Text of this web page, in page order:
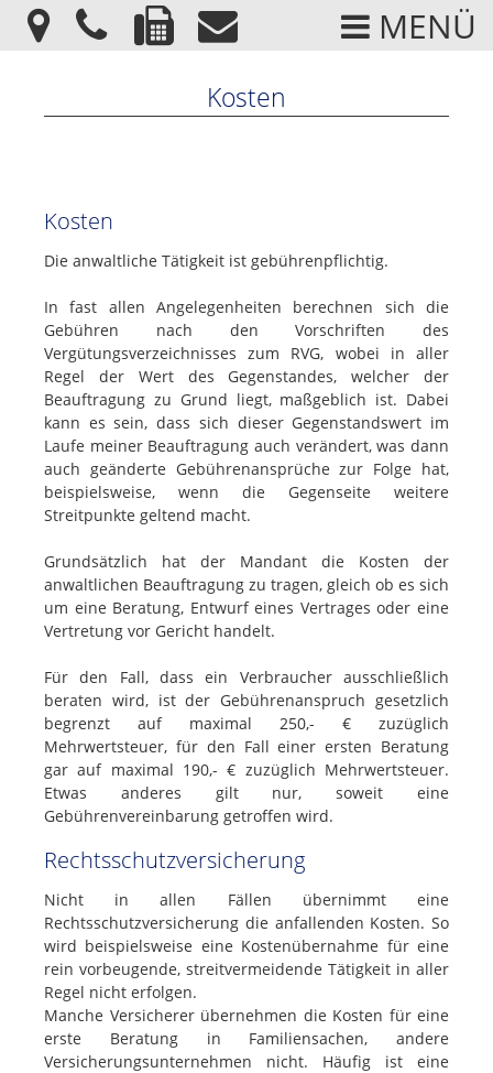
MENÜ
Kosten
Kosten
Die anwaltliche Tätigkeit ist gebührenpflichtig.
In fast allen Angelegenheiten berechnen sich die
Gebühren nach den Vorschriften des
Vergütungsverzeichnisses zum RVG, wobei in aller
Regel der Wert des Gegenstandes, welcher der
Beauftragung zu Grund liegt, maßgeblich ist. Dabei
kann es sein, dass sich dieser Gegenstandswert im
Laufe meiner Beauftragung auch verändert, was dann
auch geänderte Gebührenansprüche zur Folge hat,
beispielsweise, wenn die Gegenseite weitere
Streitpunkte geltend macht.
Grundsätzlich hat der Mandant die Kosten der
anwaltlichen Beauftragung zu tragen, gleich ob es sich
um eine Beratung, Entwurf eines Vertrages oder eine
Vertretung vor Gericht handelt.
Für den Fall, dass ein Verbraucher ausschließlich
beraten wird, ist der Gebührenanspruch gesetzlich
begrenzt auf maximal 250,- € zuzüglich
Mehrwertsteuer, für den Fall einer ersten Beratung
gar auf maximal 190,- € zuzüglich Mehrwertsteuer.
Etwas anderes gilt nur, soweit eine
Gebührenvereinbarung getroffen wird.
Rechtsschutzversicherung
Nicht in allen Fällen übernimmt eine
Rechtsschutzversicherung die anfallenden Kosten. So
wird beispielsweise eine Kostenübernahme für eine
rein vorbeugende, streitvermeidende Tätigkeit in aller
Regel nicht erfolgen.
Manche Versicherer übernehmen die Kosten für eine
erste Beratung in Familiensachen, andere
Versicherungsunternehmen nicht. Häufig ist eine